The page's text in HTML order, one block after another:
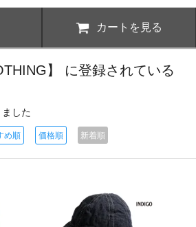
カートを見る
】 に登録されている
した
め順 価格順 新着順